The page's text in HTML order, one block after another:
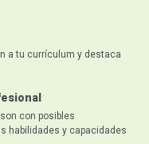
a tu currículum y destaca
con posibles
habilidades y capacidades